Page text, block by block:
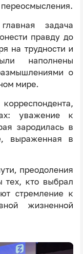
переосмысления.
задача
правду до
на трудности и
наполнены
о
мире.
уважение к
зародилась в
выраженная в
преодоления
тех, кто выбрал
стремление к
жизненной